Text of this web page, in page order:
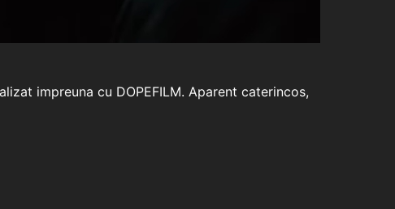
impreuna cu DOPEFILM. Aparent caterincos,